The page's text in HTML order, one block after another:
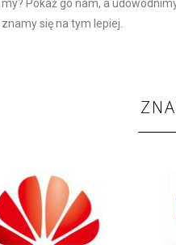
my? Pokaż go nam, a
znamy się na tym lepiej.